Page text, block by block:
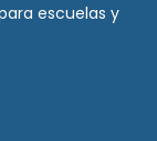
escuelas y